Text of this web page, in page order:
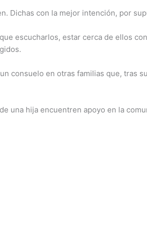
Dichas con la mejor intención, por
escucharlos, estar cerca de ellos
consuelo en otras familias que, tras
una hija encuentren apoyo en la